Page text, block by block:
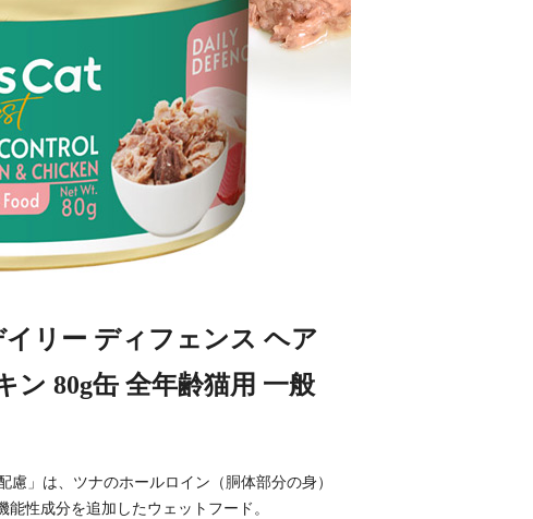
リー ディフェンス ヘア
ン 80g缶 全年齢猫用 一般
慮」は、ツナのホールロイン（胴体部分の身）
性成分を追加したウェットフード。